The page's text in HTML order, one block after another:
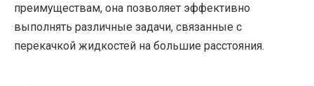
преимуществам, она позволяет эффективно
выполнять различные задачи, связанные с
перекачкой жидкостей на большие расстояния.